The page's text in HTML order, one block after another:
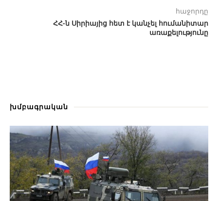
հաջորդը
ՀՀ-ն Սիրիայից հետ է կանչել հումանիտար
առաքելությունը
խմբագրական